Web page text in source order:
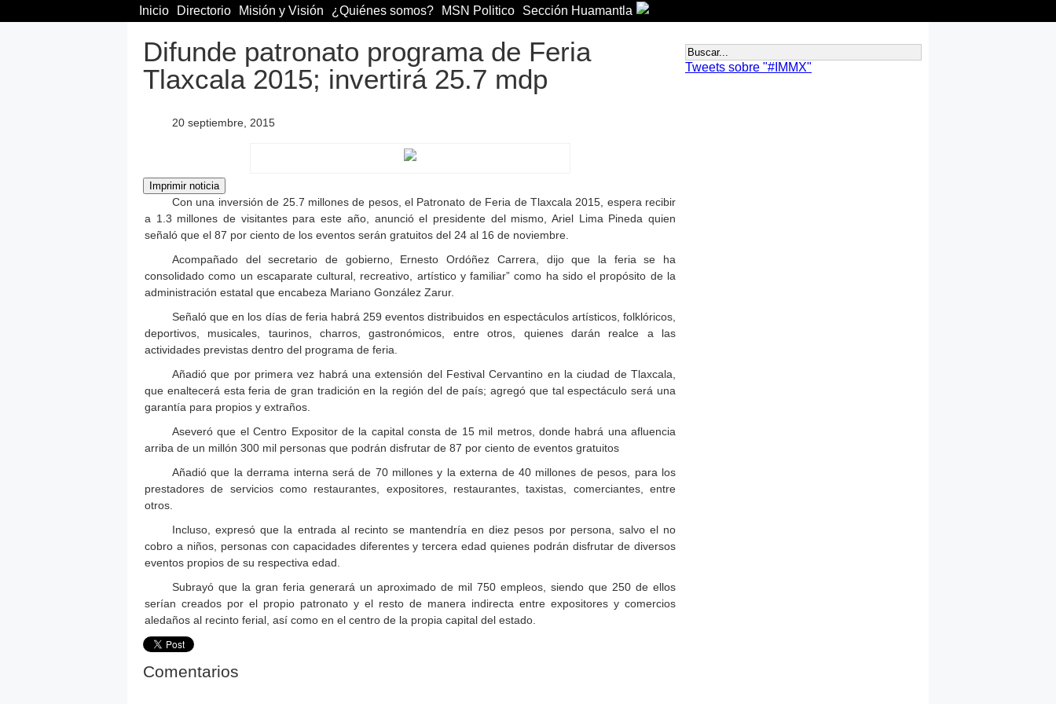
Inicio Directorio Misión y Visión ¿Quiénes somos? MSN Politico Sección Huamantla
Difunde patronato programa de Feria
Tlaxcala 2015; invertirá 25.7 mdp
20 septiembre, 2015
Con una inversión de 25.7 millones de pesos, el Patronato de Feria de Tlaxcala 2015, espera recibir
a 1.3 millones de visitantes para este año, anunció el presidente del mismo, Ariel Lima Pineda quien
señaló que el 87 por ciento de los eventos serán gratuitos del 24 al 16 de noviembre.
Acompañado del secretario de gobierno, Ernesto Ordóñez Carrera, dijo que la feria se ha
consolidado como un escaparate cultural, recreativo, artístico y familiar” como ha sido el propósito de la
administración estatal que encabeza Mariano González Zarur.
Señaló que en los días de feria habrá 259 eventos distribuidos en espectáculos artísticos, folklóricos,
deportivos, musicales, taurinos, charros, gastronómicos, entre otros, quienes darán realce a las
actividades previstas dentro del programa de feria.
Añadió que por primera vez habrá una extensión del Festival Cervantino en la ciudad de Tlaxcala,
que enaltecerá esta feria de gran tradición en la región del de país; agregó que tal espectáculo será una
garantía para propios y extraños.
Aseveró que el Centro Expositor de la capital consta de 15 mil metros, donde habrá una afluencia
arriba de un millón 300 mil personas que podrán disfrutar de 87 por ciento de eventos gratuitos
Añadió que la derrama interna será de 70 millones y la externa de 40 millones de pesos, para los
prestadores de servicios como restaurantes, expositores, restaurantes, taxistas, comerciantes, entre
otros.
Incluso, expresó que la entrada al recinto se mantendría en diez pesos por persona, salvo el no
cobro a niños, personas con capacidades diferentes y tercera edad quienes podrán disfrutar de diversos
eventos propios de su respectiva edad.
Subrayó que la gran feria generará un aproximado de mil 750 empleos, siendo que 250 de ellos
serían creados por el propio patronato y el resto de manera indirecta entre expositores y comercios
aledaños al recinto ferial, así como en el centro de la propia capital del estado.
Comentarios
Tweets sobre "#IMMX"